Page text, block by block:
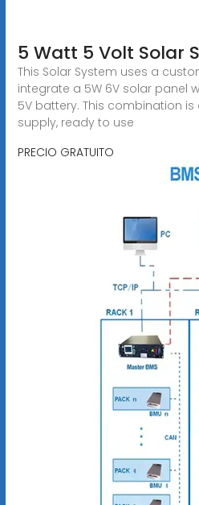
5 Watt 5 Volt Solar
This Solar System uses a
integrate a 5W 6V solar panel
5V battery. This combination
supply, ready to use
PRECIO GRATUITO